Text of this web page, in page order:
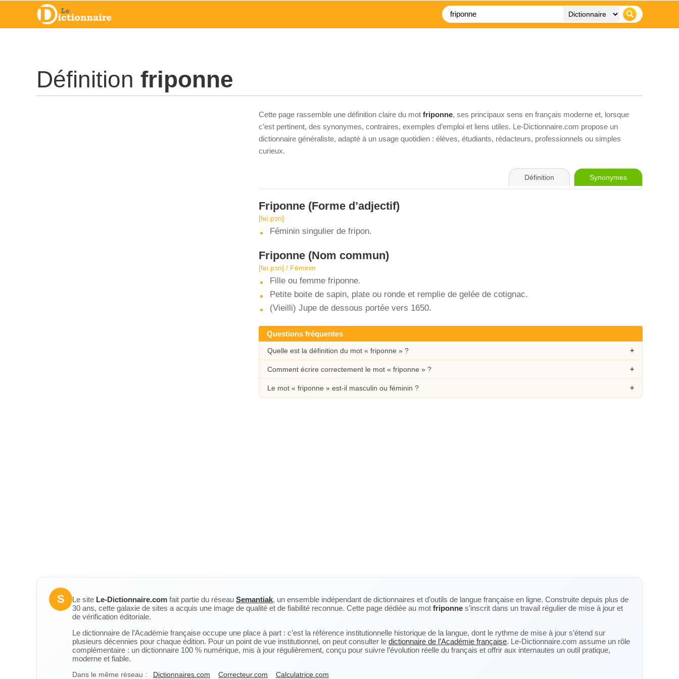
Définition friponne
Cette page rassemble une définition claire du mot friponne, ses principaux sens en français moderne et, lorsque
c’est pertinent, des synonymes, contraires, exemples d’emploi et liens utiles. Le-Dictionnaire.com propose un
dictionnaire généraliste, adapté à un usage quotidien : élèves, étudiants, rédacteurs, professionnels ou simples
curieux.
Définition Synonymes
Friponne (Forme d’adjectif)
[fʁi.pɔn]
Féminin singulier de fripon.
Friponne (Nom commun)
[fʁi.pɔn] / Féminin
Fille ou femme friponne.
Petite boite de sapin, plate ou ronde et remplie de gelée de cotignac.
(Vieilli) Jupe de dessous portée vers 1650.
Questions fréquentes
Quelle est la définition du mot « friponne » ?
Comment écrire correctement le mot « friponne » ?
Le mot « friponne » est-il masculin ou féminin ?
S Le site Le-Dictionnaire.com fait partie du réseau Semantiak, un ensemble indépendant de dictionnaires et d’outils de langue française en ligne. Construite depuis plus de
30 ans, cette galaxie de sites a acquis une image de qualité et de fiabilité reconnue. Cette page dédiée au mot friponne s’inscrit dans un travail régulier de mise à jour et
de vérification éditoriale.
Le dictionnaire de l’Académie française occupe une place à part : c’est la référence institutionnelle historique de la langue, dont le rythme de mise à jour s’étend sur
plusieurs décennies pour chaque édition. Pour un point de vue institutionnel, on peut consulter le dictionnaire de l’Académie française. Le-Dictionnaire.com assume un rôle
complémentaire : un dictionnaire 100 % numérique, mis à jour régulièrement, conçu pour suivre l’évolution réelle du français et offrir aux internautes un outil pratique,
moderne et fiable.
Dans le même réseau : Dictionnaires.com Correcteur.com Calculatrice.com